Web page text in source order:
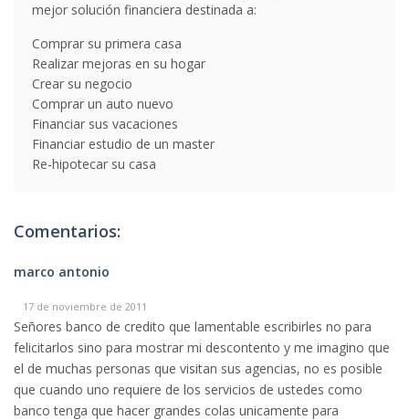
mejor solución financiera destinada a:
Comprar su primera casa
Realizar mejoras en su hogar
Crear su negocio
Comprar un auto nuevo
Financiar sus vacaciones
Financiar estudio de un master
Re-hipotecar su casa
Comentarios:
marco antonio
17 de noviembre de 2011
Señores banco de credito que lamentable escribirles no para
felicitarlos sino para mostrar mi descontento y me imagino que
el de muchas personas que visitan sus agencias, no es posible
que cuando uno requiere de los servicios de ustedes como
banco tenga que hacer grandes colas unicamente para